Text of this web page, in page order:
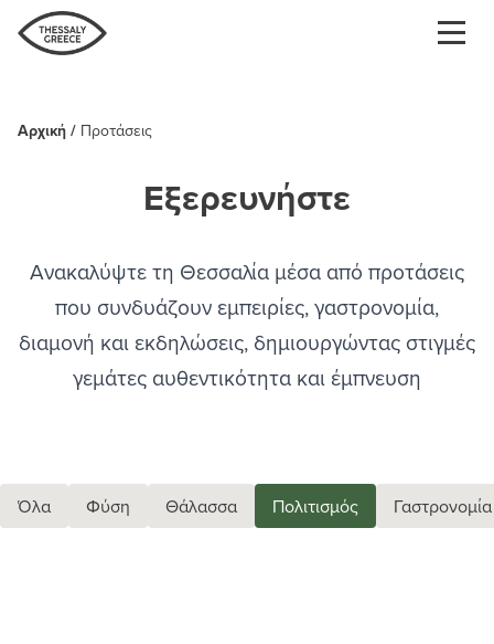
Παράκαμψη
προς
περιεχόμενο
Breadcrumb
Αρχική Προτάσεις
Εξερευνήστε
Ανακαλύψτε τη Θεσσαλία μέσα από προτάσεις
που συνδυάζουν εμπειρίες, γαστρονομία,
διαμονή και εκδηλώσεις, δημιουργώντας στιγμές
γεμάτες αυθεντικότητα και έμπνευση
Όλα Φύση Θάλασσα Πολιτισμός Γαστρονομία